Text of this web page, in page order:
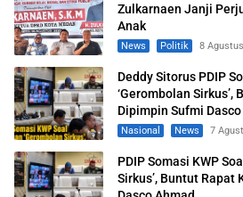
Zulkarnaen Janji
Anak
News Politik 8
Deddy Sitorus PDIP
‘Gerombolan Sirkus’,
Dipimpin Sufmi Dasco
Nasional News 7
PDIP Somasi KWP
Sirkus’, Buntut Rapat